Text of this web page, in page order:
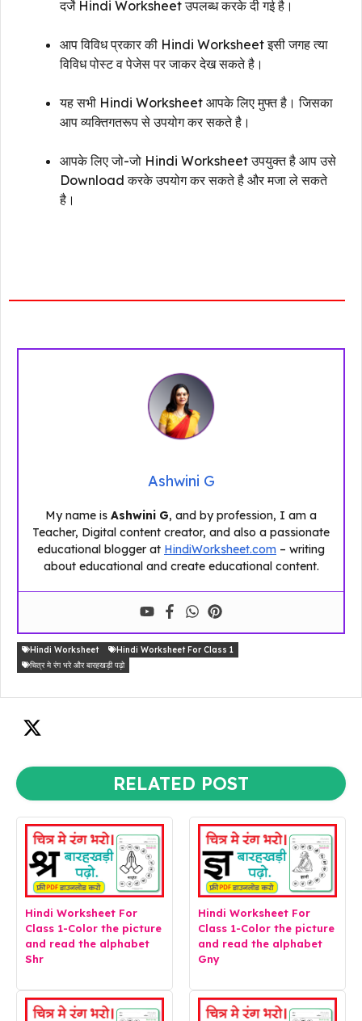
दर्जे Hindi Worksheet उपलब्ध करके दी गई है।
आप विविध प्रकार की Hindi Worksheet इसी जगह त्या
विविध पोस्ट व पेजेस पर जाकर देख सकते है।
यह सभी Hindi Worksheet आपके लिए मुफ्त है। जिसका
आप व्यक्तिगतरूप से उपयोग कर सकते है।
आपके लिए जो-जो Hindi Worksheet उपयुक्त है आप उसे
Download करके उपयोग कर सकते है और मजा ले सकते
है।
Ashwini G
My name is Ashwini G, and by profession, I am a
Teacher, Digital content creator, and also a passionate
educational blogger at HindiWorksheet.com – writing
about educational and create educational content.
Hindi Worksheet
Hindi Worksheet For Class 1
चित्र मे रंग भरे और बारहखड़ी पढ़ो
RELATED POST
Hindi Worksheet For
Class 1-Color the picture
and read the alphabet
Shr
Hindi Worksheet For
Class 1-Color the picture
and read the alphabet
Gny